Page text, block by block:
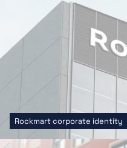
Rockmart corporate identity